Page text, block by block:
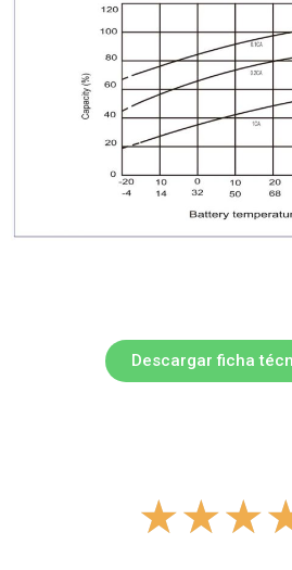
Descargar ficha
★★★